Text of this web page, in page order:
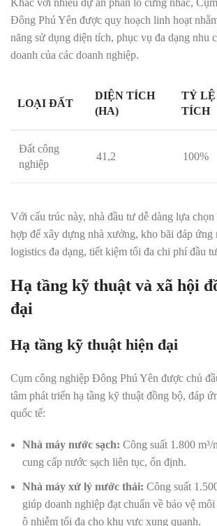
Khác với nhiều dự án phân lô cứng nhắc,
Đông Phú Yên được quy hoạch linh hoạt
năng sử dụng diện tích, phục vụ đa dạng nhu
doanh của các doanh nghiệp.
LOẠI ĐẤT
DIỆN TÍCH
(HA)
TỶ LỆ
TÍCH
Đất công
nghiệp
41,2 100%
Với cấu trúc này, nhà đầu tư dễ dàng lựa
hợp để xây dựng nhà xưởng, kho bãi đáp ứng
logistics đa dạng, tiết kiệm tối đa chi phí đầu
Hạ tầng kỹ thuật và xã hội
đại
Hạ tầng kỹ thuật hiện đại
Cụm công nghiệp Đông Phú Yên được chủ
tâm phát triển hạ tầng kỹ thuật đồng bộ, đáp
quốc tế:
Nhà máy nước sạch: Công suất 1.800
cung cấp nước sạch liên tục, ổn định.
Nhà máy xử lý nước thải: Công suất
giúp doanh nghiệp đạt chuẩn về bảo vệ
ô nhiễm tối đa cho khu vực xung quanh.